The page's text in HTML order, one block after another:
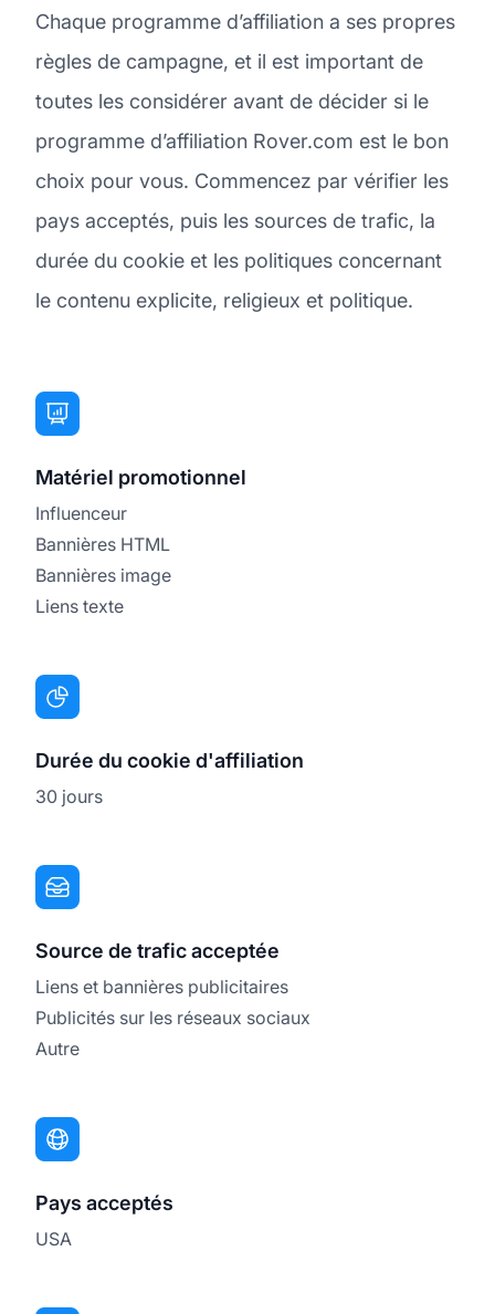
Chaque programme d’affiliation a ses propres
règles de campagne, et il est important de
toutes les considérer avant de décider si le
programme d’affiliation Rover.com est le bon
choix pour vous. Commencez par vérifier les
pays acceptés, puis les sources de trafic, la
durée du cookie et les politiques concernant
le contenu explicite, religieux et politique.
Matériel promotionnel
Influenceur
Bannières HTML
Bannières image
Liens texte
Durée du cookie d'affiliation
30 jours
Source de trafic acceptée
Liens et bannières publicitaires
Publicités sur les réseaux sociaux
Autre
Pays acceptés
USA